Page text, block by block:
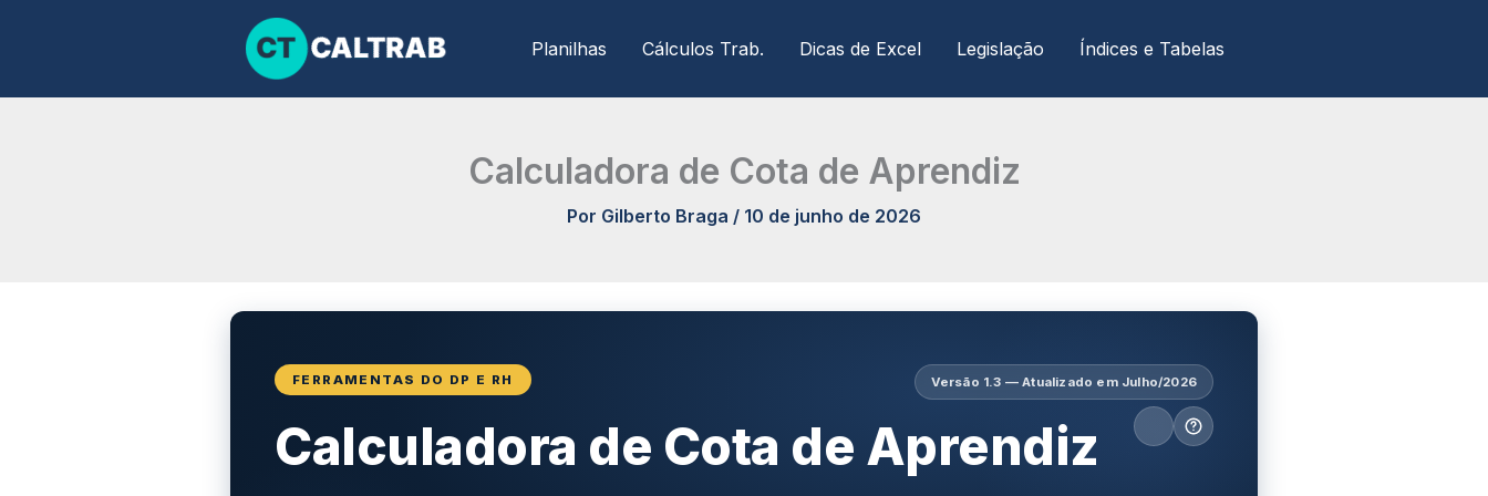
conteúdo
Planilhas Cálculos Trab. Dicas de Excel Legislação Índices e Tabelas
Calculadora de Cota de Aprendiz
Por Gilberto Braga / 10 de junho de 2026
FERRAMENTAS DO DP E RH Versão 1.3 — Atualizado em Julho/2026
Calculadora de Cota de Aprendiz